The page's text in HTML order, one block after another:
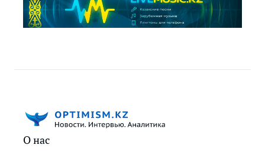
О нас